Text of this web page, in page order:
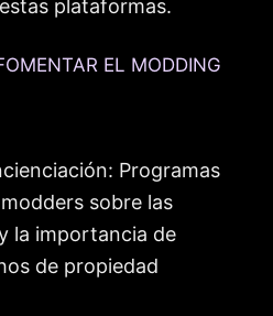
plataformas.
EL MODDING
Programas
sobre las
la importancia de
de propiedad